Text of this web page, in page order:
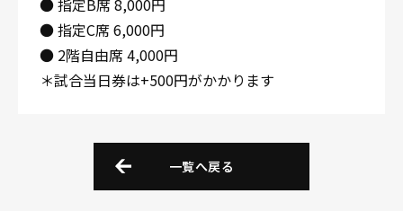
● 指定C席 6,000円
● 2階自由席 4,000円
＊試合当日券は+500円がかかります
一覧へ戻る